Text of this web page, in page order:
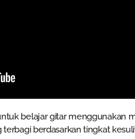
belajar gitar menggunakan
berdasarkan tingkat